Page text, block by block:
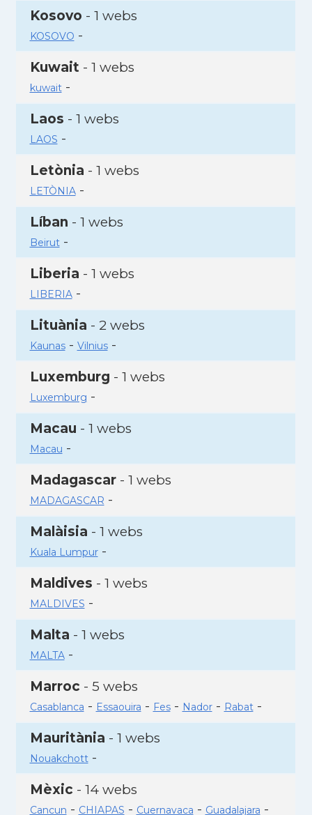
Kosovo - 1 webs
KOSOVO -
Kuwait - 1 webs
kuwait-
Laos - 1 webs
LAOS -
Letònia - 1 webs
LETÒNIA-
Líban - 1 webs
Beirut-
Liberia - 1 webs
LIBERIA-
Lituània - 2 webs
Kaunas- Vilnius-
Luxemburg - 1 webs
Luxemburg -
Macau - 1 webs
Macau -
Madagascar- 1 webs
MADAGASCAR -
Malàisia - 1 webs
Kuala Lumpur-
Maldives - 1 webs
MALDIVES -
Malta - 1 webs
MALTA-
Marroc - 5 webs
Casablanca - Essaouira - Fes- Nador- Rabat-
Mauritània - 1 webs
Nouakchott-
Mèxic - 14 webs
Cancun - CHIAPAS - Cuernavaca - Guadalajara -